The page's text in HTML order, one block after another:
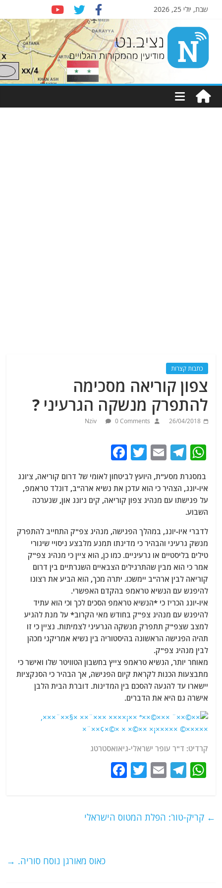
שבת, יולי 25, 2026
Nziv.net
מודיעין
מהמקורות
כתבות קצרות
צפון קוריאה מסכימה
להתפרק מנשקה הגרעיני ?
26/04/2018
Nziv 0 Comments
W
at
s
A
p
p
T
e
g
m
E
ai
l
T
w
itt
er
a
c
e
o
o
k
במסגרת מסע"ת, היועץ לביטחון לאומי של דרום קוריאה, צ'ונג
איו-יונג, הצהיר כי הוא עדכן את נשיא ארה"ב, דונלד טראמפ,
על פגישתו עם מנהיג צפון קוריאה, קים ג'ונג און, שנערכה
השבוע.
לדברי איו-יונג, במהלך הפגישה, מנהיג צפ"ק התחייב להתפרק
מנשק גרעיני והבהיר כי מדינתו תמנע מלבצע ניסויי שיגורי
טילים בליסטיים או גרעיניים. כמו כן, הוא ציין כי מנהיג צפ"ק
אמר כי הוא מבין שהתרגילים הצבאיים השגרתיים בין דרום
קוריאה לבין ארה"ב יימשכו. יתרה מכך, הוא הביע את רצונו
להיפגש עם הנשיא טראמפ בהקדם האפשרי.
איו-יונג הכריז כי *הנשיא טראמפ הסכים לכך וכי הוא עתיד
להיפגש עם מנהיג צפ"ק בחודש מאי הקרוב* על מנת להגיע
למצב שצפ"ק תתפרק מנשקה הגרעיני לצמיתות. נציין כי זו
תהיה הפגישה הראשונה בהיסטוריה בין נשיא אמריקני מכהן
לבין מנהיג צפ"ק.
מאוחר יותר, הנשיא טראמפ צייץ בחשבון הטוויטר שלו ואישר כי
מתבצעות הכנות לקראת קיום הפגישה, אך הבהיר כי הסנקציות
יישארו עד להגעה להסכם בין המדינות. דוברת הבית הלבן
אישרה גם היא את הדברים.
קרדיט: ד"ר עופר ישראלי-גיאואסטרטג
W
s
T
g
E
l
T
er
e
o
← קריק-טור: הפלת המטוס הישראלי
כאוס מאורגן נוסח סוריה. →